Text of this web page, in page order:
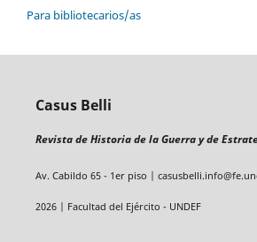
Para bibliotecarios/as
Casus Belli
Revista de Historia de la Guerra y de
Av. Cabildo 65 - 1er piso |
2026 | Facultad del Ejército - UNDEF